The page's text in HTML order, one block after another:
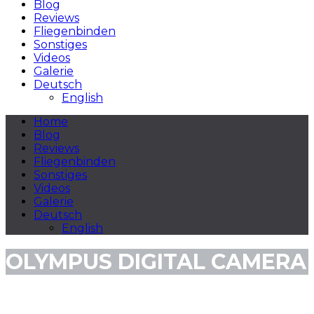
Blog
Reviews
Fliegenbinden
Sonstiges
Videos
Galerie
Deutsch
English
Home
Blog
Reviews
Fliegenbinden
Sonstiges
Videos
Galerie
Deutsch
English
OLYMPUS DIGITAL CAMERA